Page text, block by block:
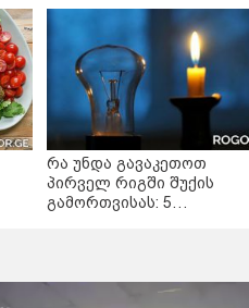
რომ ადამიანის გასვენება
ტაძრიდან არ მოხდეს, ეს
მგლოვიარეს ისეთი
სიყვარულითა უნდა
ავუხსნათ, რომ შფოთვა
არ დაიბადოს" - დედა
სიდონია
რა უნდა გავაკეთოთ
პირველ რიგში შუქის
გამორთვისას: 5